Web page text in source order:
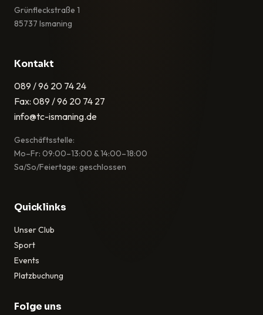
Grünfleckstraße 1
85737 Ismaning
Kontakt
089 / 96 20 74 24
Fax: 089 / 96 20 74 27
info@tc-ismaning.de
Geschäftsstelle:
Mo–Fr: 09:00–13:00 & 14:00–18:00
Sa/So/Feiertage: geschlossen
Quicklinks
Unser Club
Sport
Events
Platzbuchung
Folge uns